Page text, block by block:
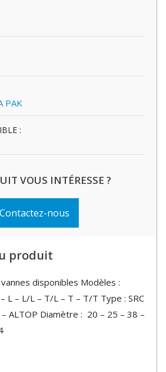
PAK
:
VOUS INTÉRESSE ?
Contactez-nous
produit
disponibles Modèles :
L – L/L – T/L – T – T/T Type : SRC
– ALTOP Diamètre : 20 – 25 – 38 –